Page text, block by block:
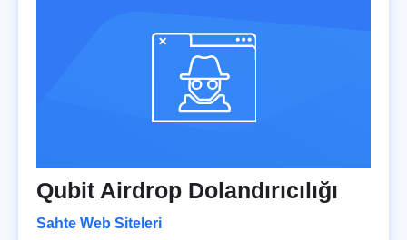
Qubit Airdrop Dolandırıcılığı
Sahte Web Siteleri